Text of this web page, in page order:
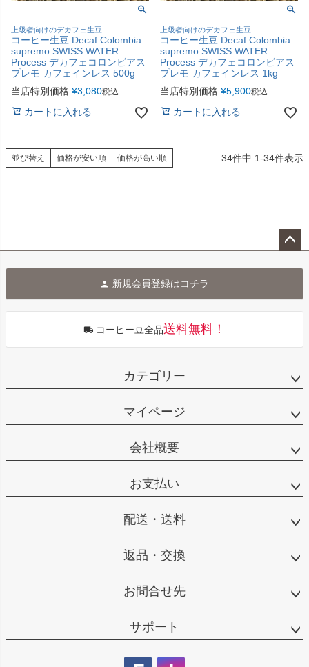
上級者向けのデカフェ生豆
コーヒー生豆 Decaf Colombia
supremo SWISS WATER
Process デカフェコロンビアス
プレモ カフェインレス 500g
当店特別価格 ¥3,080税込
カートに入れる
上級者向けのデカフェ生豆
コーヒー生豆 Decaf Colombia
supremo SWISS WATER
Process デカフェコロンビアス
プレモ カフェインレス 1kg
当店特別価格 ¥5,900税込
カートに入れる
並び替え 価格が安い順 価格が高い順 34件中 1-34件表示
へ
新規会員登録はコチラ
コーヒー豆全品送料無料！
カテゴリー
マイページ
会社概要
お支払い
配送・送料
返品・交換
お問合せ先
サポート